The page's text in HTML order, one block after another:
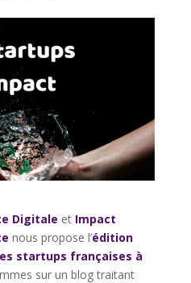
Digitale et Impact
nous propose l’édition
startups françaises à
sur un blog traitant